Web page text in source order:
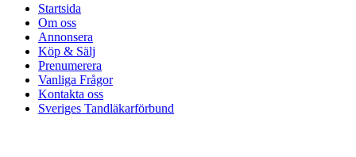
Startsida
Om oss
Annonsera
Köp & Sälj
Prenumerera
Vanliga Frågor
Kontakta oss
Sveriges Tandläkarförbund